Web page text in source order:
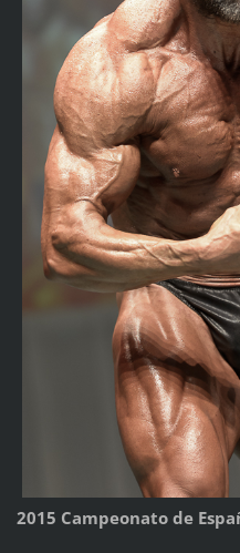
2015 Campeonato de